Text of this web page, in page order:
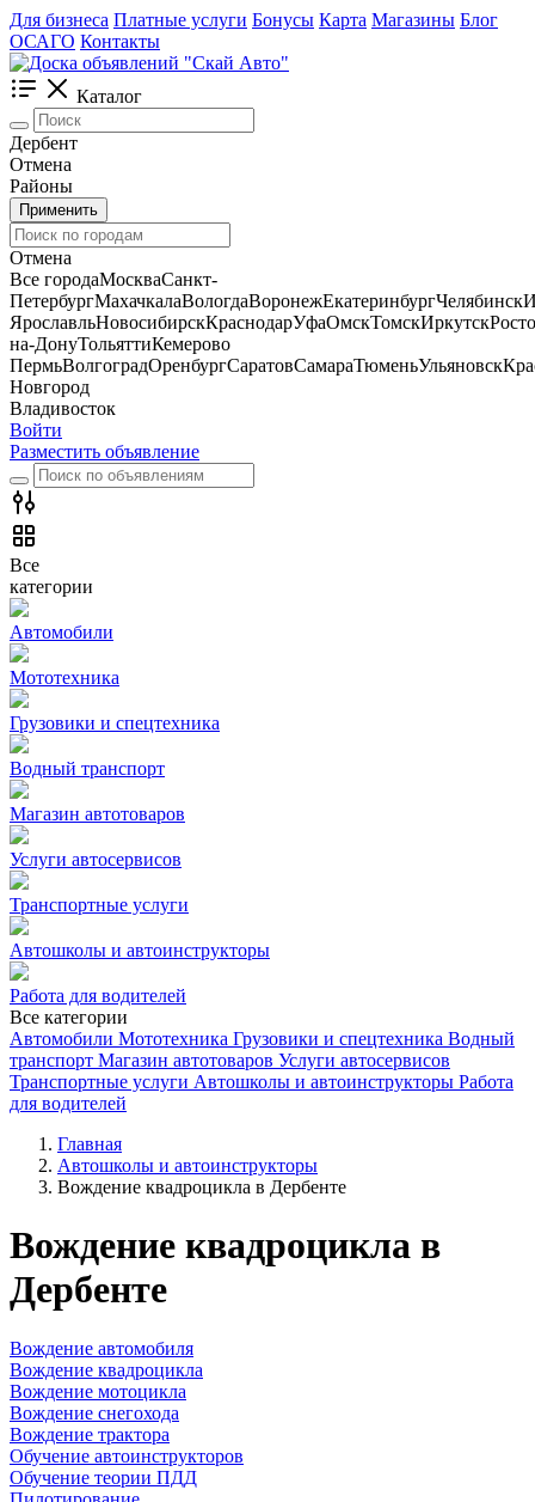
Для бизнеса Платные услуги Бонусы Карта Магазины Блог
ОСАГО Контакты
Каталог
Дербент
Отмена
Районы
Применить
Отмена
Все городаМоскваСанкт-
ПетербургМахачкалаВологдаВоронежЕкатеринбургЧелябинск
ЯрославльНовосибирскКраснодарУфаОмскТомскИркутск
на-ДонуТольяттиКемерово
ПермьВолгоградОренбургСаратовСамараТюменьУльяновск
Новгород
Владивосток
Войти
Разместить объявление
Все
категории
Автомобили
Мототехника
Грузовики и спецтехника
Водный транспорт
Магазин автотоваров
Услуги автосервисов
Транспортные услуги
Автошколы и автоинструкторы
Работа для водителей
Все категории
Автомобили Мототехника Грузовики и спецтехника Водный
транспорт Магазин автотоваров Услуги автосервисов
Транспортные услуги Автошколы и автоинструкторы Работа
для водителей
Главная
Автошколы и автоинструкторы
Вождение квадроцикла в Дербенте
Вождение квадроцикла в
Дербенте
Вождение автомобиля
Вождение квадроцикла
Вождение мотоцикла
Вождение снегохода
Вождение трактора
Обучение автоинструкторов
Обучение теории ПДД